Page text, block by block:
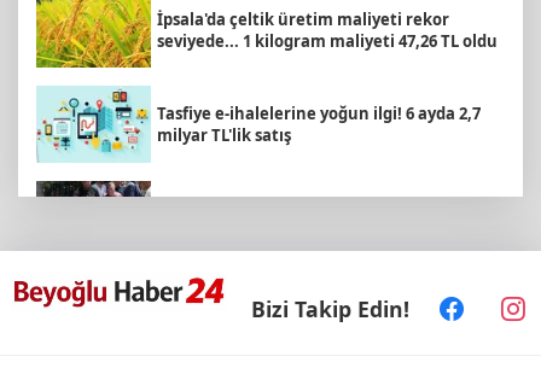
İpsala'da çeltik üretim maliyeti rekor
seviyede... 1 kilogram maliyeti 47,26 TL oldu
Tasfiye e-ihalelerine yoğun ilgi! 6 ayda 2,7
milyar TL'lik satış
Kocaeli’de 15 Temmuz Köprülü Kavşağı
Bizi Takip Edin!